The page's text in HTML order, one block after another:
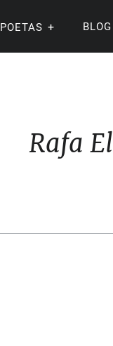
POETAS BLOG
Rafa El